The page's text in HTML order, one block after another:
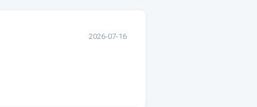
2026-07-16